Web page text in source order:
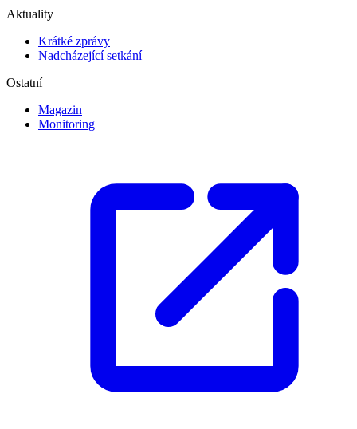
Aktuality
Krátké zprávy
Nadcházející setkání
Ostatní
Magazin
Monitoring